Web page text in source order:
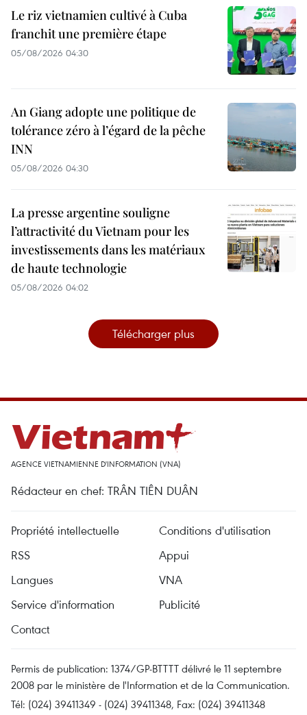
Le riz vietnamien cultivé à Cuba
franchit une première étape
05/08/2026 04:30
An Giang adopte une politique de
tolérance zéro à l’égard de la pêche
INN
05/08/2026 04:30
La presse argentine souligne
l’attractivité du Vietnam pour les
investissements dans les matériaux
de haute technologie
05/08/2026 04:02
Télécharger plus
AGENCE VIETNAMIENNE D'INFORMATION (VNA)
Rédacteur en chef: TRÂN TIÊN DUÂN
Propriété intellectuelle
Conditions d'utilisation
RSS
Appui
Langues
VNA
Service d'information
Publicité
Contact
Permis de publication: 1374/GP-BTTTT délivré le 11 septembre
2008 par le ministère de l'Information et de la Communication.
Tél: (024) 39411349 - (024) 39411348, Fax: (024) 39411348